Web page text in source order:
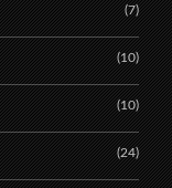
(7)
(10)
(10)
(24)